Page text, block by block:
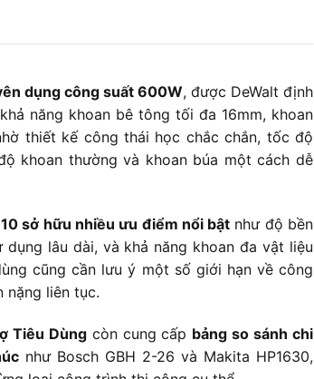
dụng công suất 600W, được DeWalt định
năng khoan bê tông tối đa 16mm, khoan
thiết kế công thái học chắc chắn, tốc độ
khoan thường và khoan búa một cách dễ
sở hữu nhiều ưu điểm nổi bật như độ bền
lâu dài, và khả năng khoan đa vật liệu
cũng cần lưu ý một số giới hạn về công
nặng liên tục.
Tiêu Dùngcòn cung cấp bảng so sánh chi
như Bosch GBH 2-26 và Makita HP1630,